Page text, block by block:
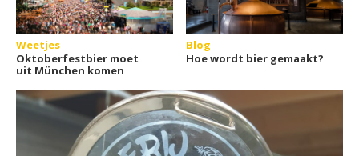
Weetjes
Oktoberfestbier moet
uit München komen
Blog
Hoe wordt bier gemaakt?